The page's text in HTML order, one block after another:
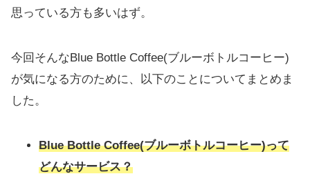
思っている方も多いはず。
今回そんなBlue Bottle Coffee(ブルーボトルコーヒー)
が気になる方のために、以下のことについてまとめま
した。
Blue Bottle Coffee(ブルーボトルコーヒー)って
どんなサービス？